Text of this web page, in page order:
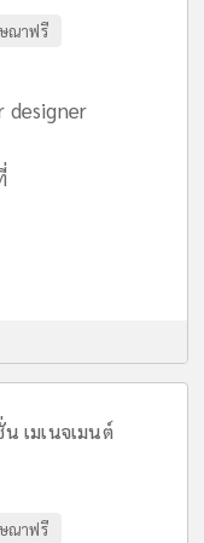
ณาฟรี
designer
เมเนจเมนต์
ณาฟรี